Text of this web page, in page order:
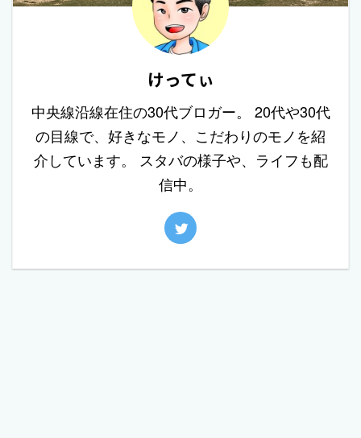
けってぃ
中央線沿線在住の30代ブロガー。 20代や30代
の目線で、好きなモノ、こだわりのモノを紹
介しています。 スタバの様子や、ライフも配
信中。